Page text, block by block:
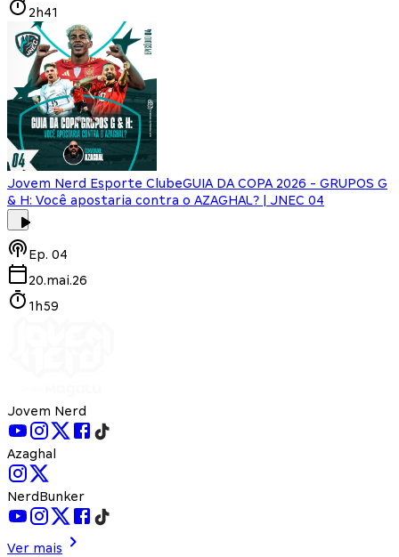
2h41
Jovem Nerd Esporte ClubeGUIA DA COPA 2026 - GRUPOS G
& H: Você apostaria contra o AZAGHAL? | JNEC 04
Ep. 04
20.mai.26
1h59
Jovem Nerd
Azaghal
NerdBunker
Ver mais